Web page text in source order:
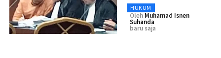
HUKUM
Oleh Muhamad Isnen
Suhanda
baru saja